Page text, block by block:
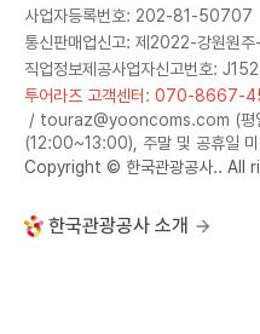
사업자등록번호: 202-81-50707
통신판매업신고: 제2022-강원원
직업정보제공사업자신고번호:
투어라즈 고객센터: 070-8667-
/ touraz@yooncoms.com (평
(12:00~13:00), 주말 및 공휴일 미
Copyright © 한국관광공사.. All
한국관광공사 소개